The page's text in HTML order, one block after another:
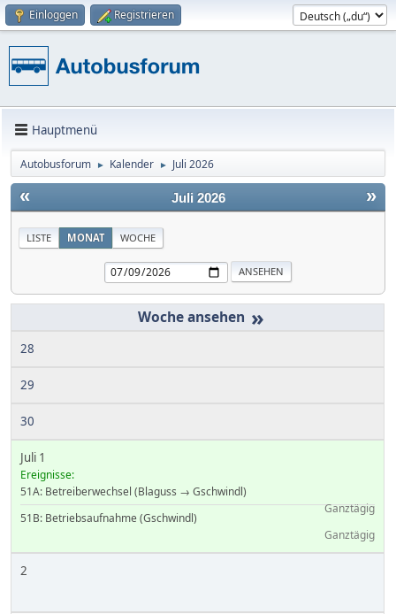
Einloggen Registrieren
Hauptmenü
Autobusforum ► Kalender ► Juli 2026
« »
Juli 2026
LISTE MONAT WOCHE
»
28
29
30
Juli 1
Ereignisse:
51A: Betreiberwechsel (Blaguss → Gschwindl)
Ganztägig
51B: Betriebsaufnahme (Gschwindl)
Ganztägig
2